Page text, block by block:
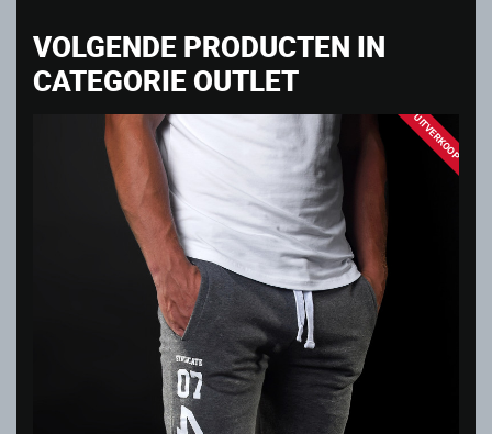
VOLGENDE PRODUCTEN IN
CATEGORIE OUTLET
UITVERKOOP